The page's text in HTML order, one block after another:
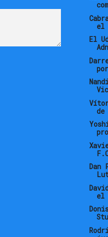
el
El
de
Dan
el